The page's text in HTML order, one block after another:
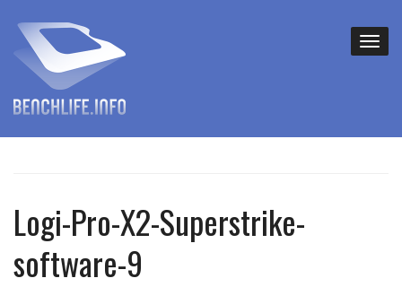
Logi-Pro-X2-Superstrike-
software-9